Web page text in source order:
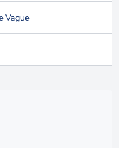
Vague